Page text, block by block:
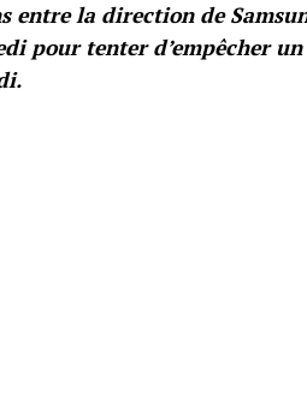
entre la direction de
pour tenter d’empêcher